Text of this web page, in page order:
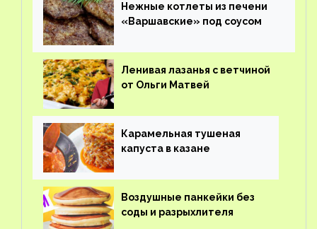
Нежные котлеты из печени
«Варшавские» под соусом
Ленивая лазанья с ветчиной
от Ольги Матвей
Карамельная тушеная
капуста в казане
Воздушные панкейки без
соды и разрыхлителя